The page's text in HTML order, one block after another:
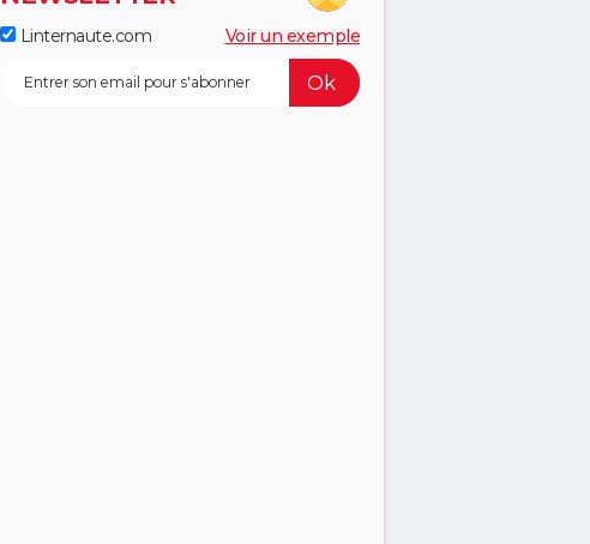
Linternaute.com Voir un exemple